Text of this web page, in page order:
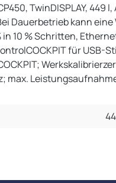
TwinDISPLAY,
Dauerbetrieb kann
in 10 % Schritten,
für
max.